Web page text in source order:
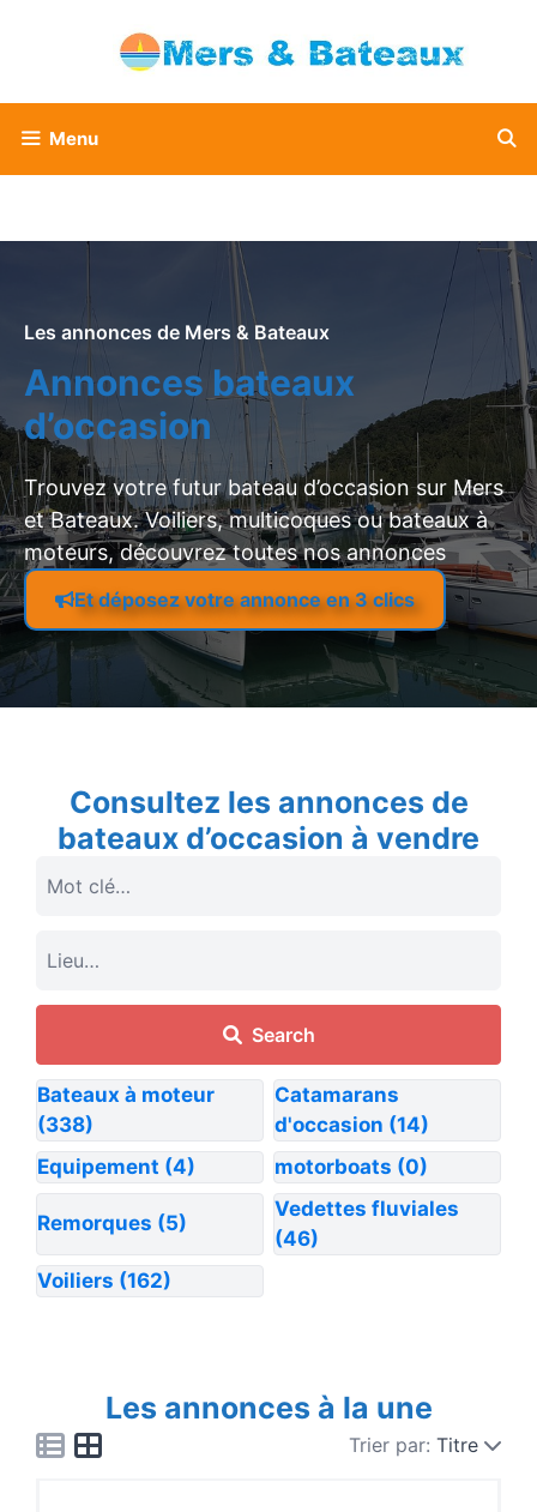
Menu
Les annonces de Mers & Bateaux
Annonces bateaux
d’occasion
Trouvez votre futur bateau d’occasion sur Mers
et Bateaux. Voiliers, multicoques ou bateaux à
moteurs, découvrez toutes nos annonces
Et déposez votre annonce en 3 clics
Consultez les annonces de
bateaux d’occasion à vendre
Search
Bateaux à moteur
(338)
Catamarans
d'occasion (14)
Equipement (4) motorboats (0)
Remorques (5)
Vedettes fluviales
(46)
Voiliers (162)
Les annonces à la une
Trier par: Titre